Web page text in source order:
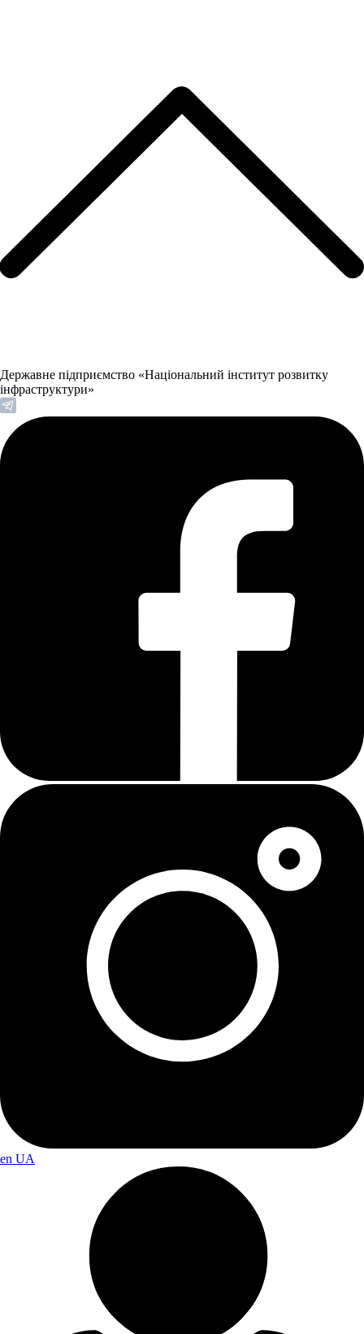
Державне підприємство «Національний інститут розвитку
інфраструктури»
en UA